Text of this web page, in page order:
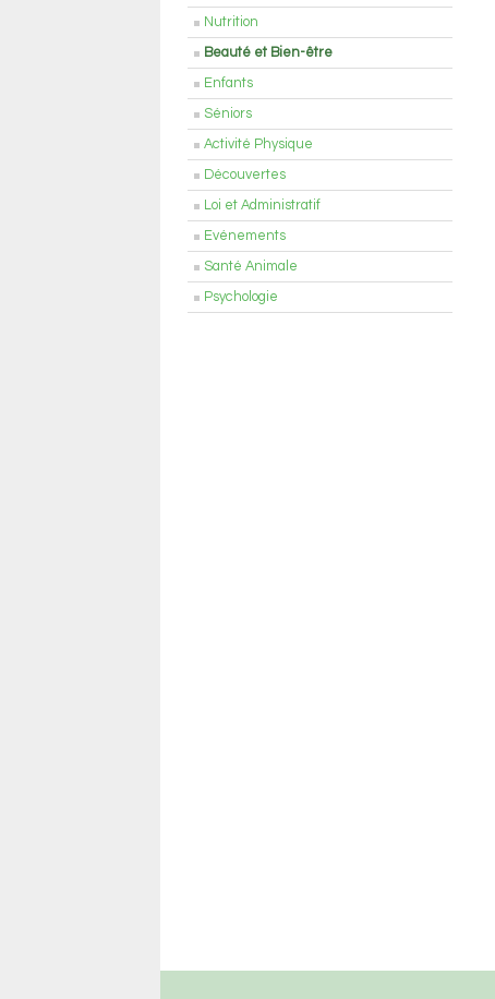
Nutrition
Beauté et Bien-être
Enfants
Séniors
Activité Physique
Découvertes
Loi et Administratif
Evénements
Santé Animale
Psychologie